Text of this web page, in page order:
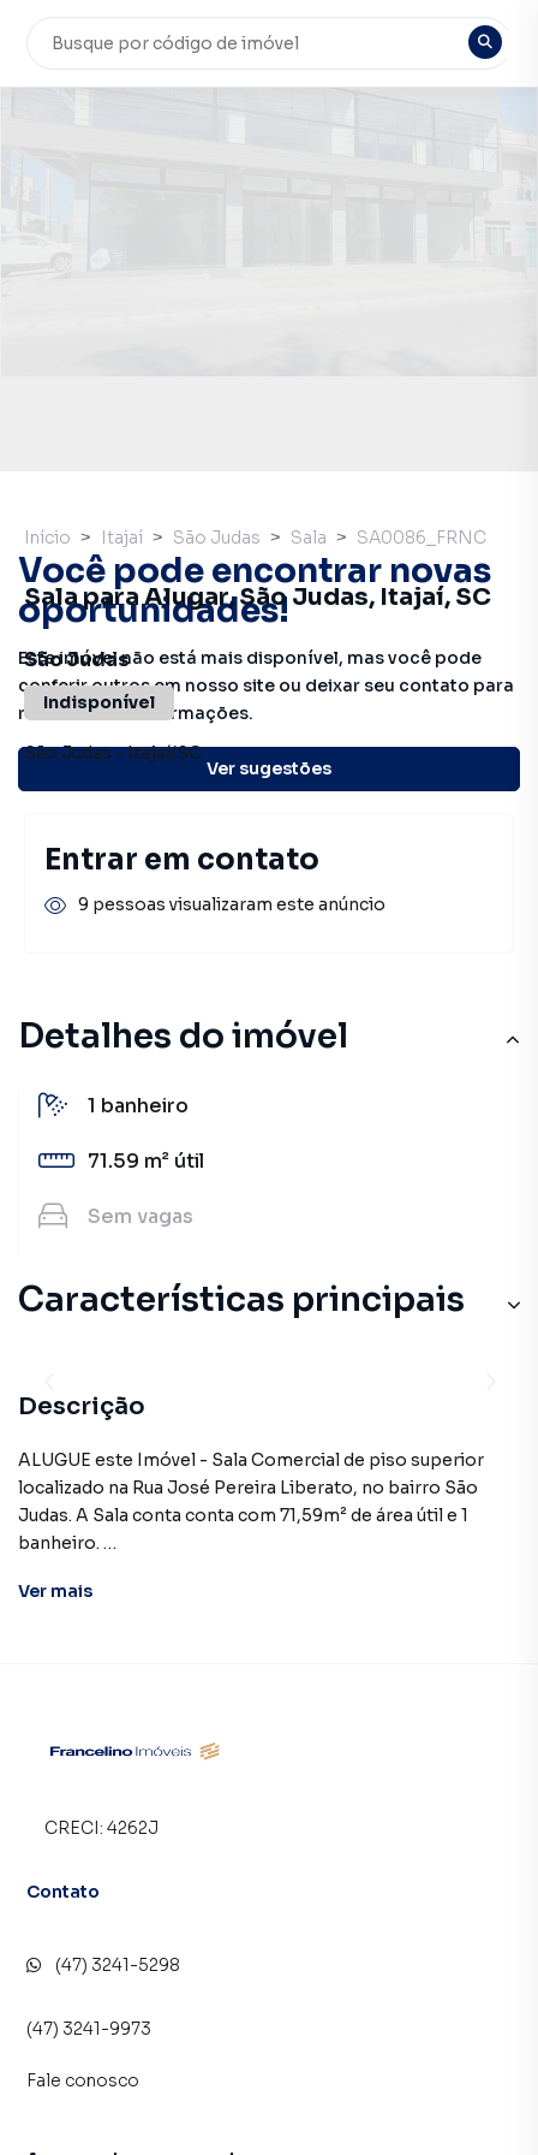
Você pode encontrar novas
oportunidades!
Este imóvel não está mais disponível, mas você pode
conferir outros em nosso site ou deixar seu contato para
receber mais informações.
Ver sugestões
Detalhes do imóvel
1 banheiro
71.59 m² útil
Sem vagas
Características principais
Descrição
ALUGUE este Imóvel - Sala Comercial de piso superior
localizado na Rua José Pereira Liberato, no bairro São
Judas. A Sala conta conta com 71,59m² de área útil e 1
banheiro.
ALUGUEL R$ 4.050,00
E-mail: atendimento@francelinoimoveis.com.br
Ver mais
Início Itajaí São Judas Sala SA0086_FRNC
Sala para Alugar, São Judas, Itajaí, SC
São Judas
Indisponível
São Judas-Itajaí/SC
Entrar em contato
9 pessoas visualizaram este anúncio
CRECI: 4262J
Contato
(47) 3241-5298
(47) 3241-9973
Fale conosco